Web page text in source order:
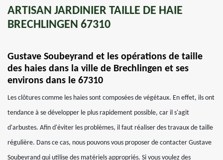
ARTISAN JARDINIER TAILLE DE HAIE
BRECHLINGEN 67310
Gustave Soubeyrand et les opérations de taille
des haies dans la ville de Brechlingen et ses
environs dans le 67310
Les clôtures comme les haies sont composées de végétaux. En effet, ils ont
tendance à se développer le plus rapidement possible, car il s'agit
d'arbustes. Afin d'éviter les problèmes, il faut réaliser des travaux de taille
régulière. Dans ce cas, nous pouvons vous proposer de contacter Gustave
Soubeyrand qui utilise des matériels appropriés. Si vous voulez des